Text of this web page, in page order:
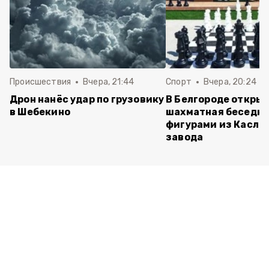
Происшествия Вчера, 21:44
Дрон нанёс удар по грузовику
в Шебекино
Спорт Вчера, 20:24
В Белгороде
шахматная
фигурами из
завода